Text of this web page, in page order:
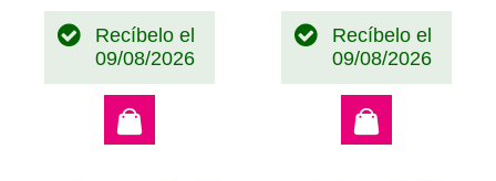
Recíbelo el
09/08/2026
Recíbelo el
09/08/2026